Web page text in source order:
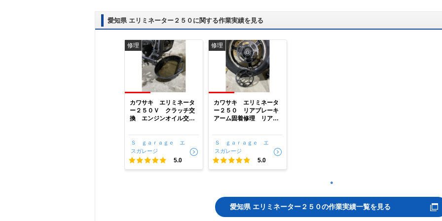
愛知県 エリミネーター２５０に関する作業実績を見る
修理
カワサキ エリミネータ
ー２５０Ｖ クラッチ交
換 エンジンオイル交
Ｓ ｇａｒａｇｅ エ
スガレージ
5.0
修理
カワサキ エリミネータ
ー２５０ リアブレーキ
アーム固着修理 リアス
レーキシュー交換 ドラ
イブチェーン調整 【豊
田市聖心町】
Ｓ ｇａｒａｇｅ エ
スガレージ
5.0
1
愛知県 エリミネーター２５０の作業実績一覧を見る